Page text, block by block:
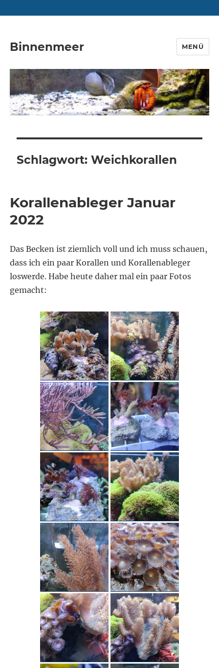
Binnenmeer MENÜ
Schlagwort:Weichkorallen
Korallenableger Januar
2022
Das Becken ist ziemlich voll und ich muss schauen,
dass ich ein paar Korallen und Korallenableger
loswerde. Habe heute daher mal ein paar Fotos
gemacht: